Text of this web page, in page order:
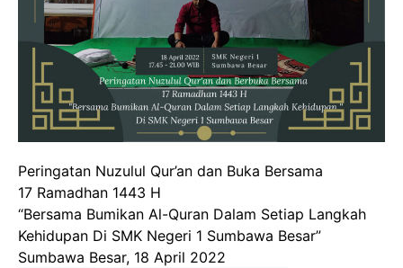
Peringatan Nuzulul Qur’an dan Buka Bersama
17 Ramadhan 1443 H
“Bersama Bumikan Al-Quran Dalam Setiap Langkah
Kehidupan Di SMK Negeri 1 Sumbawa Besar”
Sumbawa Besar, 18 April 2022